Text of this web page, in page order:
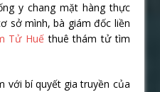
y chang mặt hàng thực
sở mình, bà giám đốc liền
Tử Huế thuê thám tử tìm
với bí quyết gia truyền của